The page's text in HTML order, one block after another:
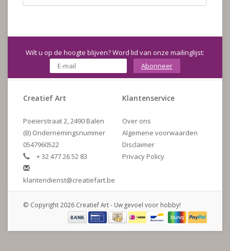
Wilt u op de hoogte blijven? Word lid van onze mailinglijst:
Abonneer
Creatief Art
Poeierstraat 2, 2490 Balen
(B) Ondernemingsnummer
0547960522
+ 32 477 26 52 83
klantendienst@creatiefart.be
Klantenservice
Over ons
Algemene voorwaarden
Disclaimer
Privacy Policy
© Copyright 2026 Creatief Art - Uw gevoel voor hobby!